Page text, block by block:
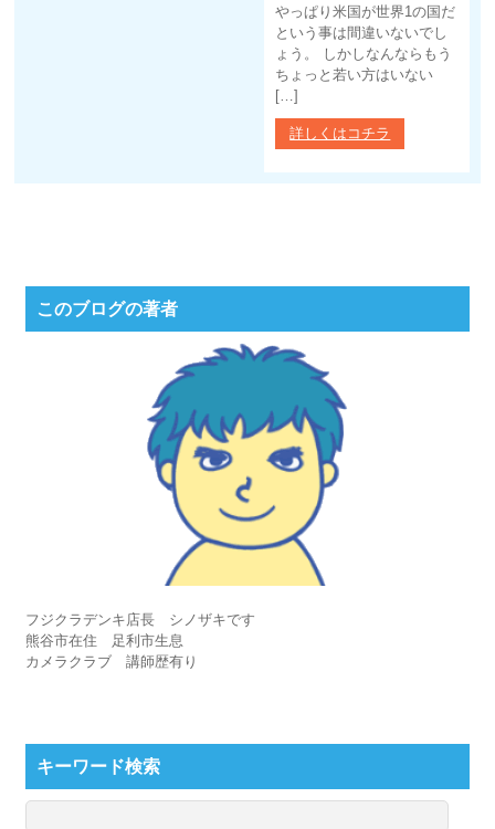
やっぱり米国が世界1の国だ
という事は間違いないでし
ょう。 しかしなんならもう
ちょっと若い方はいない
[…]
詳しくはコチラ
このブログの著者
フジクラデンキ店長 シノザキです
熊谷市在住 足利市生息
カメラクラブ 講師歴有り
キーワード検索